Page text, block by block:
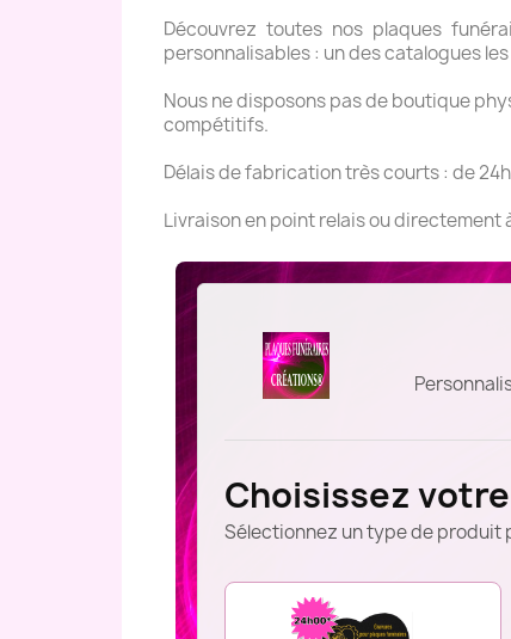
Découvrez toutes nos plaques
personnalisables : un des catalogues
Nous ne disposons pas de boutique
compétitifs.
Délais de fabrication très courts : de
Livraison en point relais ou directement
Choisissez
Sélectionnez un type de produit